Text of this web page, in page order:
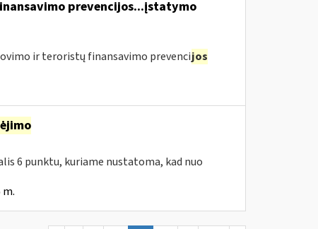
prevencijos...įstatymo
ir teroristų finansavimo prevencijos
6 punktu, kuriame nustatoma, kad nuo